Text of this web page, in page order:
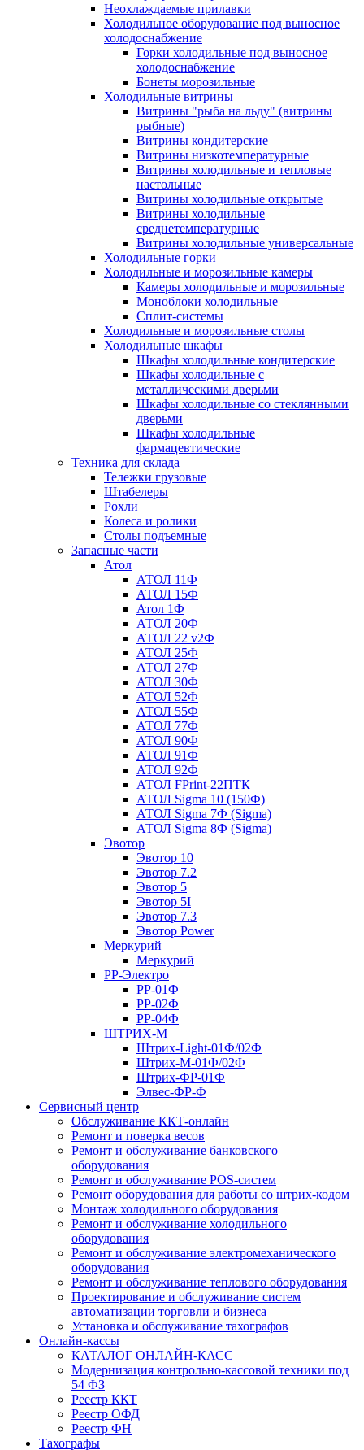
Неохлаждаемые прилавки
Холодильное оборудование под выносное
холодоснабжение
Горки холодильные под выносное
холодоснабжение
Бонеты морозильные
Холодильные витрины
Витрины "рыба на льду" (витрины
рыбные)
Витрины кондитерские
Витрины низкотемпературные
Витрины холодильные и тепловые
настольные
Витрины холодильные открытые
Витрины холодильные
среднетемпературные
Витрины холодильные универсальные
Холодильные горки
Холодильные и морозильные камеры
Камеры холодильные и морозильные
Моноблоки холодильные
Сплит-системы
Холодильные и морозильные столы
Холодильные шкафы
Шкафы холодильные кондитерские
Шкафы холодильные с
металлическими дверьми
Шкафы холодильные со стеклянными
дверьми
Шкафы холодильные
фармацевтические
Техника для склада
Тележки грузовые
Штабелеры
Рохли
Колеса и ролики
Столы подъемные
Запасные части
Атол
АТОЛ 11Ф
АТОЛ 15Ф
Атол 1Ф
АТОЛ 20Ф
АТОЛ 22 v2Ф
АТОЛ 25Ф
АТОЛ 27Ф
АТОЛ 30Ф
АТОЛ 52Ф
АТОЛ 55Ф
АТОЛ 77Ф
АТОЛ 90Ф
АТОЛ 91Ф
АТОЛ 92Ф
АТОЛ FPrint-22ПТК
АТОЛ Sigma 10 (150Ф)
АТОЛ Sigma 7Ф (Sigma)
АТОЛ Sigma 8Ф (Sigma)
Эвотор
Эвотор 10
Эвотор 7.2
Эвотор 5
Эвотор 5I
Эвотор 7.3
Эвотор Power
Меркурий
Меркурий
РР-Электро
РР-01Ф
РР-02Ф
РР-04Ф
ШТРИХ-М
Штрих-Light-01Ф/02Ф
Штрих-М-01Ф/02Ф
Штрих-ФР-01Ф
Элвес-ФР-Ф
Сервисный центр
Обслуживание ККТ-онлайн
Ремонт и поверка весов
Ремонт и обслуживание банковского
оборудования
Ремонт и обслуживание POS-систем
Ремонт оборудования для работы со штрих-кодом
Монтаж холодильного оборудования
Ремонт и обслуживание холодильного
оборудования
Ремонт и обслуживание электромеханического
оборудования
Ремонт и обслуживание теплового оборудования
Проектирование и обслуживание систем
автоматизации торговли и бизнеса
Установка и обслуживание тахографов
Онлайн-кассы
КАТАЛОГ ОНЛАЙН-КАСС
Модернизация контрольно-кассовой техники под
54 ФЗ
Реестр ККТ
Реестр ОФД
Реестр ФН
Тахографы